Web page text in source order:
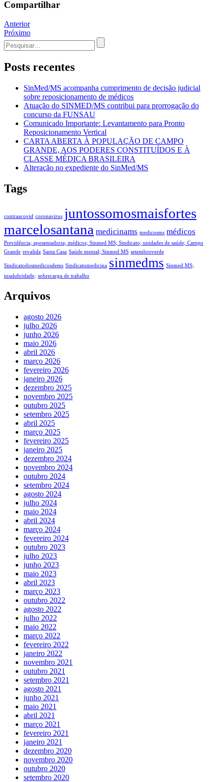
Compartilhar
Navegação
de
Post
Anterior
Próximo
Procurar
por:
Posts recentes
SinMed/MS acompanha cumprimento de decisão judicial
sobre reposicionamento de médicos
Atuação do SINMED/MS contribui para prorrogação do
concurso da FUNSAU
Comunicado Importante: Levantamento para Pronto
Reposicionamento Vertical
CARTA ABERTA À POPULAÇÃO DE CAMPO
GRANDE, AOS PODERES CONSTITUÍDOS E À
CLASSE MÉDICA BRASILEIRA
Alteração no expediente do SinMed/MS
Tags
contraacovid coronavirus juntossomosmaisfortes
marcelosantana medicinams medicosms médicos
Previdência; aposentadoria; médicos; Sinmed MS; Sindicato; unidades de saúde; Campo
Grande revalida Santa Casa Saúde mental; Sinmed MS setembroverde
Sindicatodosmedicosdems Sindicatomedicina sinmedms Sinmed MS;
insalubridade; sobrecarga de trabalho
Arquivos
agosto 2026
julho 2026
junho 2026
maio 2026
abril 2026
março 2026
fevereiro 2026
janeiro 2026
dezembro 2025
novembro 2025
outubro 2025
setembro 2025
abril 2025
março 2025
fevereiro 2025
janeiro 2025
dezembro 2024
novembro 2024
outubro 2024
setembro 2024
agosto 2024
julho 2024
maio 2024
abril 2024
março 2024
fevereiro 2024
outubro 2023
julho 2023
junho 2023
maio 2023
abril 2023
março 2023
outubro 2022
agosto 2022
julho 2022
maio 2022
março 2022
fevereiro 2022
janeiro 2022
novembro 2021
outubro 2021
setembro 2021
agosto 2021
junho 2021
maio 2021
abril 2021
março 2021
fevereiro 2021
janeiro 2021
dezembro 2020
novembro 2020
outubro 2020
setembro 2020